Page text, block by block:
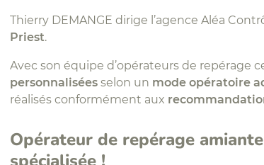
Thierry DEMANGE dirige l’agence Aléa
Priest.
Avec son équipe d’opérateurs de repérage
personnalisées selon un mode opératoire
réalisés conformément aux
Opérateur de repérage